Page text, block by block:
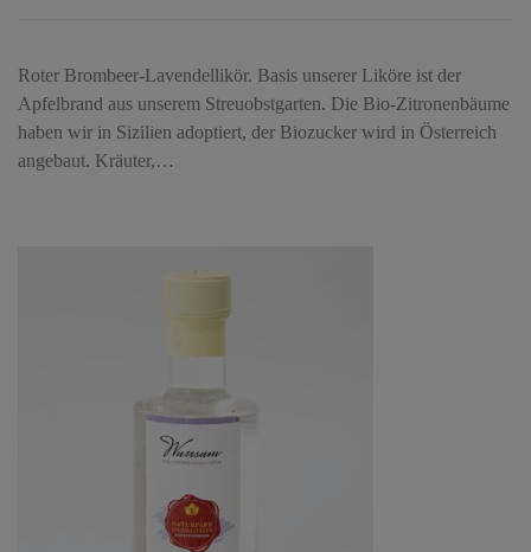
Roter Brombeer-Lavendellikör. Basis unserer Liköre ist der
Apfelbrand aus unserem Streuobstgarten. Die Bio-Zitronenbäume
haben wir in Sizilien adoptiert, der Biozucker wird in Österreich
angebaut. Kräuter,…